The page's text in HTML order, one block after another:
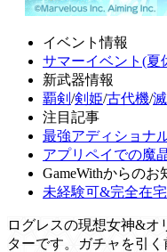
イベント情報
サマーイベント(夏
新武器情報
覇剣 /剣姫/古代機/
注目記事
最強アディショナ
アプリペイでの魔
GameWithからのお
未経験可&完全在
ログレスの現想女神&オ
ターです。ガチャを引